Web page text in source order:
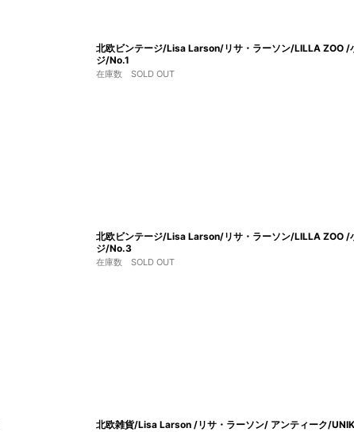
北欧ビンテージ/Lisa Larson/リサ・ラーソン/LILLA ZOO
ジ/No.1
在庫数 SOLD OUT
北欧ビンテージ/Lisa Larson/リサ・ラーソン/LILLA ZOO
ジ/No.3
在庫数 SOLD OUT
北欧雑貨/Lisa Larson /リサ・ラーソン/ アンティーク/